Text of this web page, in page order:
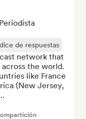
de respuestas
network that
the world.
like France
(New Jersey,